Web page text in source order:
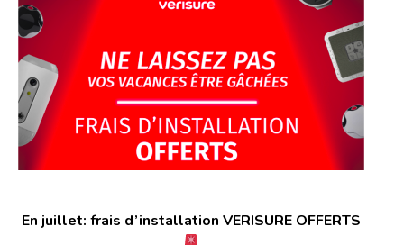
En juillet: frais d’installation VERISURE OFFERTS